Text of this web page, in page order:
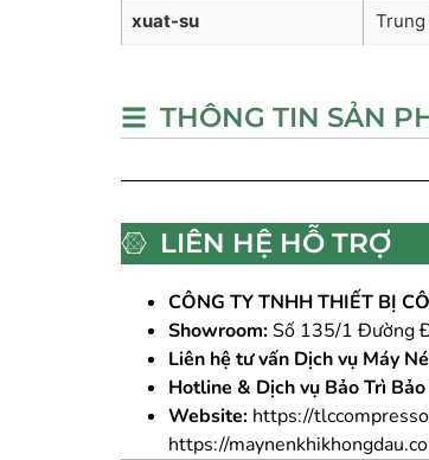
xuat-su Trung
THÔNG TIN SẢN
LIÊN HỆ HỖ TRỢ
CÔNG TY TNHH THIẾT BỊ
Showroom:Số 135/1 Đường
Liên hệ tư vấn Dịch vụ Máy
Hotline & Dịch vụ Bảo Trì
Website: https://
https://